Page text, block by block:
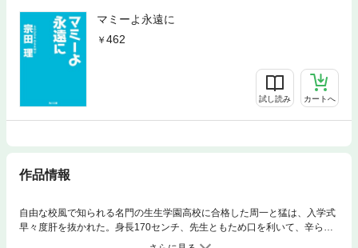
マミーよ永遠に
462
試し読み カートへ
作品情報
自由な校風で知られる名門の生生学園高校に合格した周一と猛は、入学式
早々度肝を抜かれた。身長170センチ、先生ともため口を利いて、辛らつ
な口調の万年1年生・マミーこと倉地麻美の登場だ。学内一の名物生徒に